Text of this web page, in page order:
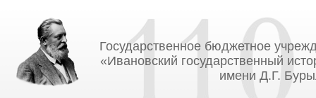
Государственное бюджетное
«Ивановский государственный
имени Д.Г.